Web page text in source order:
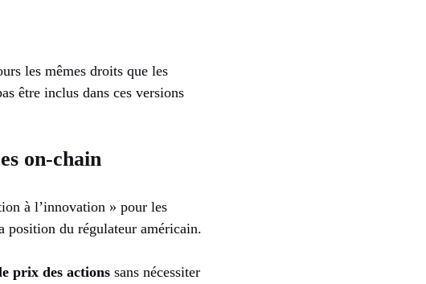
les mêmes droits que les
être inclus dans ces versions
on-chain
à l’innovation » pour les
position du régulateur américain.
prix des actions sans nécessiter